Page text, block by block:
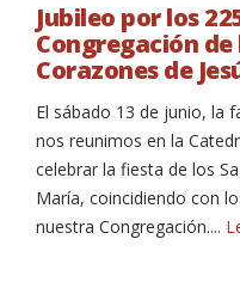
Jubileo por los
Congregación de
Corazones de
El sábado 13 de junio, la
nos reunimos en la
celebrar la fiesta de los
María, coincidiendo con
nuestra Congregación....